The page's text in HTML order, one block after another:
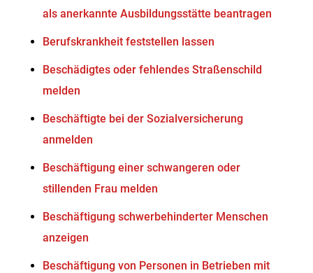
als anerkannte Ausbildungsstätte beantragen
Berufskrankheit feststellen lassen
Beschädigtes oder fehlendes Straßenschild
melden
Beschäftigte bei der Sozialversicherung
anmelden
Beschäftigung einer schwangeren oder
stillenden Frau melden
Beschäftigung schwerbehinderter Menschen
anzeigen
Beschäftigung von Personen in Betrieben mit